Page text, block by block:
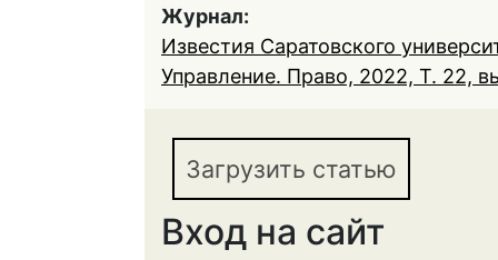
Журнал:
Известия Саратовского
Управление. Право, 2022, Т. 22,
Загрузить статью
Вход на сайт